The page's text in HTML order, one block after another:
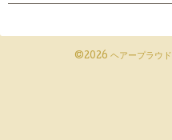
©2026 ヘアープラウド